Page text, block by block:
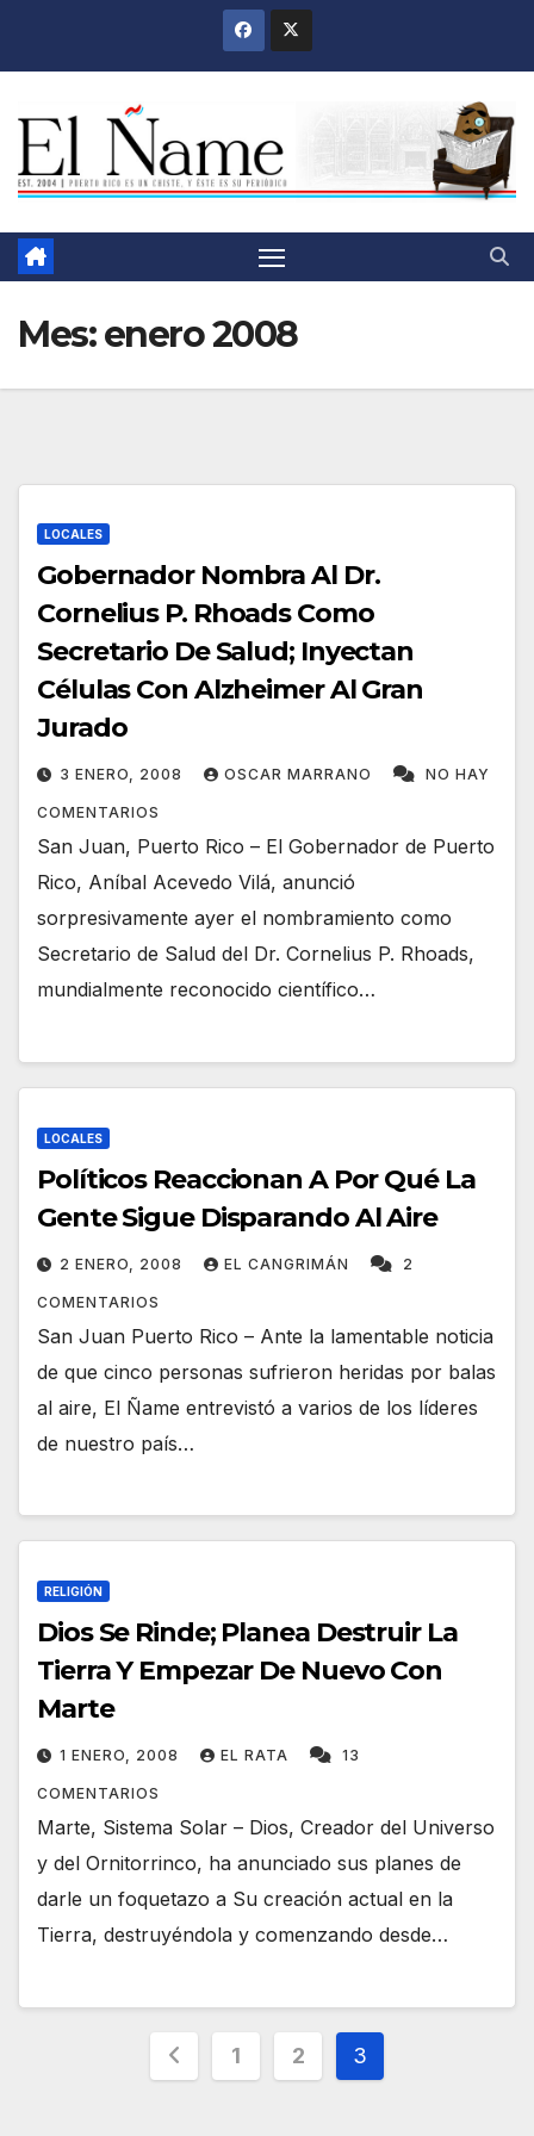
Mes:enero 2008
LOCALES
Gobernador Nombra Al Dr.
Cornelius P. Rhoads Como
Secretario De Salud; Inyectan
Células Con Alzheimer Al Gran
Jurado
3 ENERO, 2008 OSCAR MARRANO NO HAY
COMENTARIOS
San Juan, Puerto Rico – El Gobernador de Puerto
Rico, Aníbal Acevedo Vilá, anunció
sorpresivamente ayer el nombramiento como
Secretario de Salud del Dr. Cornelius P. Rhoads,
mundialmente reconocido científico…
LOCALES
Políticos Reaccionan A Por Qué La
Gente Sigue Disparando Al Aire
2 ENERO, 2008 EL CANGRIMÁN 2
COMENTARIOS
San Juan Puerto Rico – Ante la lamentable noticia
de que cinco personas sufrieron heridas por balas
al aire, El Ñame entrevistó a varios de los líderes
de nuestro país…
RELIGIÓN
Dios Se Rinde; Planea Destruir La
Tierra Y Empezar De Nuevo Con
Marte
1 ENERO, 2008 EL RATA 13
COMENTARIOS
Marte, Sistema Solar – Dios, Creador del Universo
y del Ornitorrinco, ha anunciado sus planes de
darle un foquetazo a Su creación actual en la
Tierra, destruyéndola y comenzando desde…
Navegación
1 2 3